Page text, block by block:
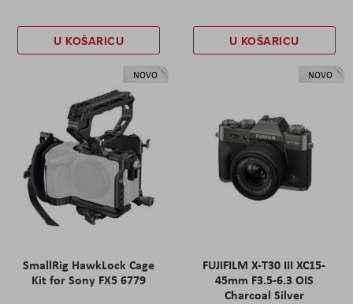
U KOŠARICU U KOŠARICU
NOVO
SmallRig HawkLock Cage
Kit for Sony FX5 6779
NOVO
FUJIFILM X-T30 III XC15-
45mm F3.5-6.3 OIS
Charcoal Silver